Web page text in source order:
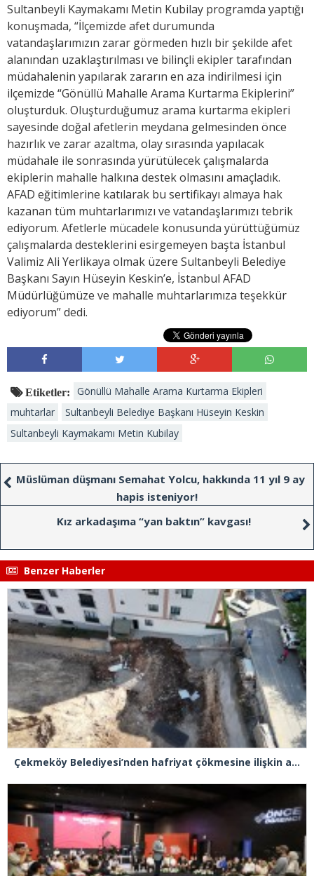
Sultanbeyli Kaymakamı Metin Kubilay programda yaptığı
konuşmada, “İlçemizde afet durumunda
vatandaşlarımızın zarar görmeden hızlı bir şekilde afet
alanından uzaklaştırılması ve bilinçli ekipler tarafından
müdahalenin yapılarak zararın en aza indirilmesi için
ilçemizde “Gönüllü Mahalle Arama Kurtarma Ekiplerini”
oluşturduk. Oluşturduğumuz arama kurtarma ekipleri
sayesinde doğal afetlerin meydana gelmesinden önce
hazırlık ve zarar azaltma, olay sırasında yapılacak
müdahale ile sonrasında yürütülecek çalışmalarda
ekiplerin mahalle halkına destek olmasını amaçladık.
AFAD eğitimlerine katılarak bu sertifikayı almaya hak
kazanan tüm muhtarlarımızı ve vatandaşlarımızı tebrik
ediyorum. Afetlerle mücadele konusunda yürüttüğümüz
çalışmalarda desteklerini esirgemeyen başta İstanbul
Valimiz Ali Yerlikaya olmak üzere Sultanbeyli Belediye
Başkanı Sayın Hüseyin Keskin’e, İstanbul AFAD
Müdürlüğümüze ve mahalle muhtarlarımıza teşekkür
ediyorum” dedi.
Etiketler:
Gönüllü Mahalle Arama Kurtarma Ekipleri
muhtarlar
Sultanbeyli Belediye Başkanı Hüseyin Keskin
Sultanbeyli Kaymakamı Metin Kubilay
Müslüman düşmanı Semahat Yolcu, hakkında 11 yıl 9 ay
hapis isteniyor!
Kız arkadaşıma “yan baktın” kavgası!
Benzer Haberler
Çekmeköy Belediyesi’nden hafriyat çökmesine ilişkin açıklama